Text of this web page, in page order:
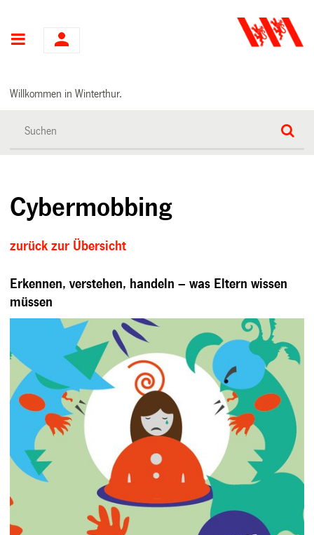
Hauptnavigation
Willkommen in Winterthur.
Cybermobbing
zurück zur Übersicht
Erkennen, verstehen, handeln – was Eltern wissen
müssen